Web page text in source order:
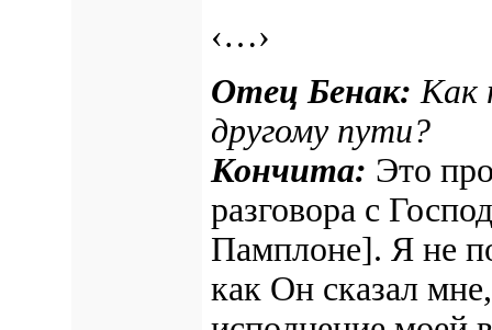
‹…›
Отец Бенак: Как
другому пути?
Кончита: Это
разговора с
Памплоне]. Я не
как Он сказал